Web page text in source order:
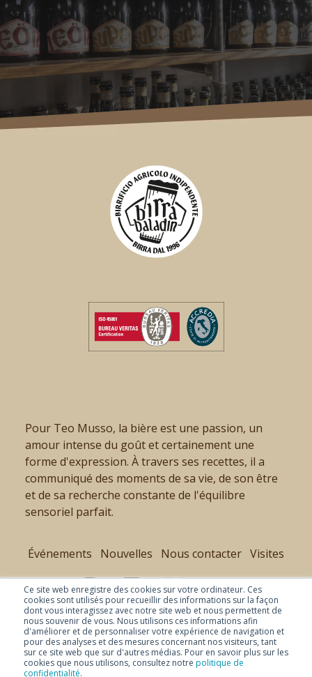
Ce site web enregistre des cookies sur votre ordinateur. Ces
cookies sont utilisés pour recueillir des informations sur la façon
dont vous interagissez avec notre site web et nous permettent de
nous souvenir de vous. Nous utilisons ces informations afin
d'améliorer et de personnaliser votre expérience de navigation et
pour des analyses et des mesures concernant nos visiteurs, tant
sur ce site web que sur d'autres médias. Pour en savoir plus sur les
cookies que nous utilisons, consultez notre politique de
confidentialité.
Pour Teo Musso, la bière est une passion, un
amour intense du goût et certainement une
forme d'expression. À travers ses recettes, il a
communiqué des moments de sa vie, de son être
et de sa recherche constante de l'équilibre
sensoriel parfait.
Événements Nouvelles Nous contacter Visites